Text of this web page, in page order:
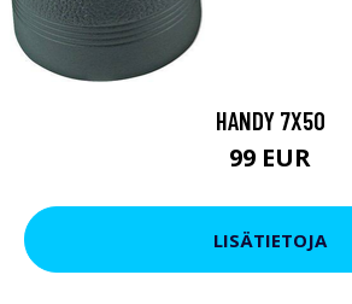
HANDY 7X50
99 EUR
LISÄTIETOJA